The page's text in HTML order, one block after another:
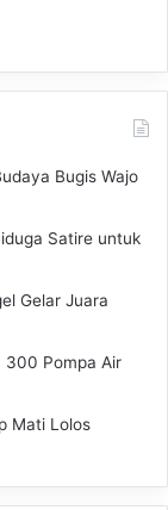
Bugis Wajo
Satire untuk
Gelar Juara
300 Pompa Air
Mati Lolos